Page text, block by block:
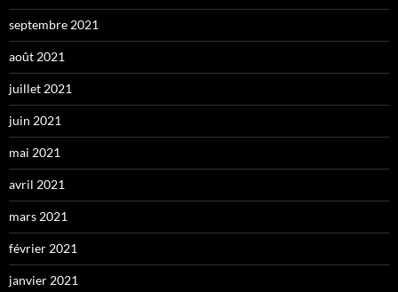
septembre 2021
août 2021
juillet 2021
juin 2021
mai 2021
avril 2021
mars 2021
février 2021
janvier 2021